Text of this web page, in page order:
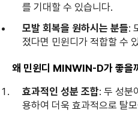
를 기대할 수 있습니다.
모발 회복을 원하시는 분들:
졌다면 민윈디가 적합할 수
왜 민윈디 MINWIN-D가 좋을
효과적인 성분 조합: 두 성분
용하여 더욱 효과적으로 탈